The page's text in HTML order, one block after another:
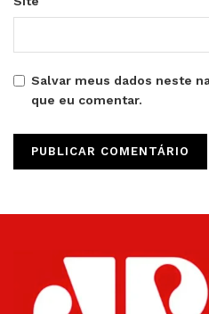
Salvar meus dados neste
que eu comentar.